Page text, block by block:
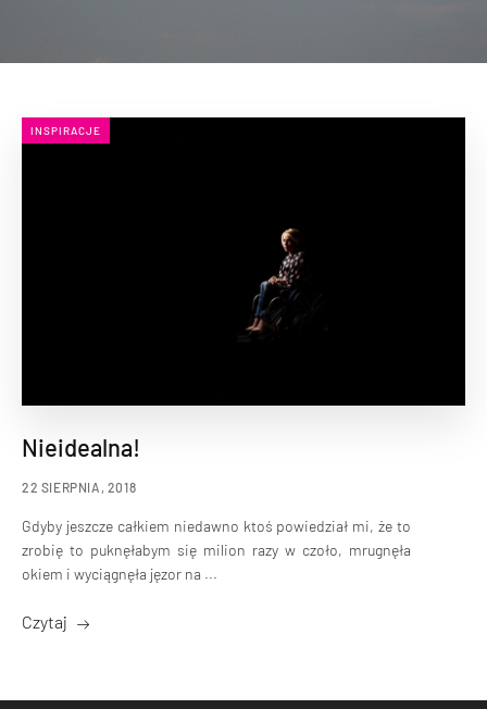
INSPIRACJE
Nieidealna!
22 SIERPNIA, 2018
Gdyby jeszcze całkiem niedawno ktoś powiedział mi, że to
zrobię to puknęłabym się milion razy w czoło, mrugnęła
okiem i wyciągnęła jęzor na ...
Czytaj